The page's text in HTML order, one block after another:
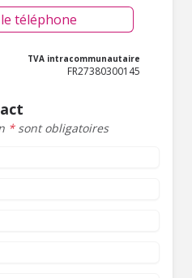
téléphone
TVA intracommunautaire
FR27380300145
*sont obligatoires